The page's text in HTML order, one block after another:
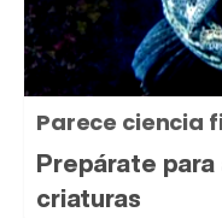
Parece ciencia
Prepárate
criaturas